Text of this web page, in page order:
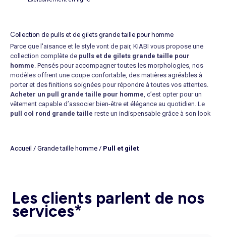
Collection de pulls et de gilets grande taille pour homme
Parce que l'aisance et le style vont de pair, KIABI vous propose une
collection complète de pulls et de gilets grande taille pour
homme . Pensés pour accompagner toutes les morphologies, nos
modèles offrent une coupe confortable, des matières agréables à
porter et des finitions soignées pour répondre à toutes vos attentes.
Acheter un pull grande taille pour homme , c’est opter pour un
vêtement capable d’associer bien-être et élégance au quotidien. Le
pull col rond grande taille reste un indispensable grâce à son look
camionneurou lepull à col roulé grande taille
simplement avec un
et facile à porter au jour après jour.
Des pulls et des gilets grande taille adaptés à toutes les occasions
Accueil / Grande taille homme / Pull et gilet
Les clients parlent de nos
services*